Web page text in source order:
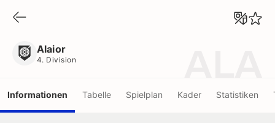
Alaior
4. Division
Informationen Tabelle Spielplan Kader Statistiken